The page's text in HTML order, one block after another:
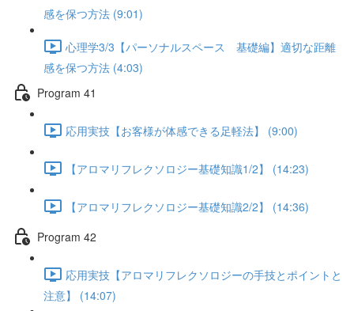
感を保つ方法 (9:01)
心理学3/3【パーソナルスペース 基礎編】適切な距離
感を保つ方法 (4:03)
Program 41
応用実技【お客様が体感できる足軽法】 (9:00)
【アロマリフレクソロジー基礎知識1/2】 (14:23)
【アロマリフレクソロジー基礎知識2/2】 (14:36)
Program 42
応用実技【アロマリフレクソロジーの手技とポイントと
注意】 (14:07)